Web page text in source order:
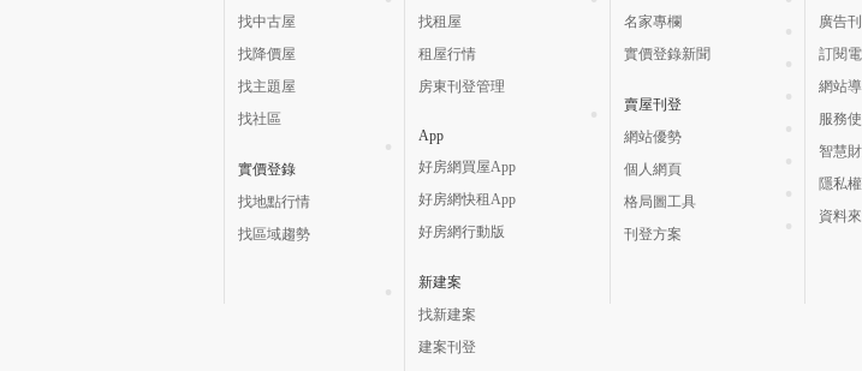
找中古屋
找降價屋
找主題屋
找社區
實價登錄
找地點行情
找區域趨勢
找租屋
租屋行情
房東刊登管理
App
好房網買屋App
好房網快租App
好房網行動版
新建案
找新建案
建案刊登
名家專欄
實價登錄新聞
賣屋刊登
網站優勢
個人網頁
格局圖工具
刊登方案
廣告
訂閱
網站
服務
智慧
隱私
資料